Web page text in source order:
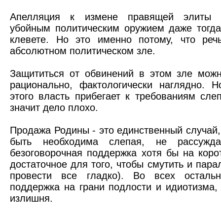
Апелляция к измене правящей элиты
убойным политическим оружием даже
клевете. Но это именно потому, что
абсолютном политическом зле.
Защититься от обвинений в этом зле
рационально, фактологически наглядно.
этого власть прибегает к требованиям
значит дело плохо.
Продажа Родины - это единственный
быть необходима слепая, не
безоговорочная поддержка хотя бы на
достаточное для того, чтобы смутить и
провести все гладко). Во всех
поддержка на грани подлости и
излишня.